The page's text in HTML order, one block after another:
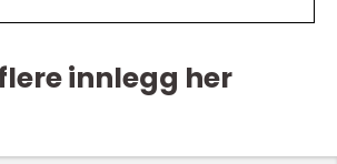
innlegg her